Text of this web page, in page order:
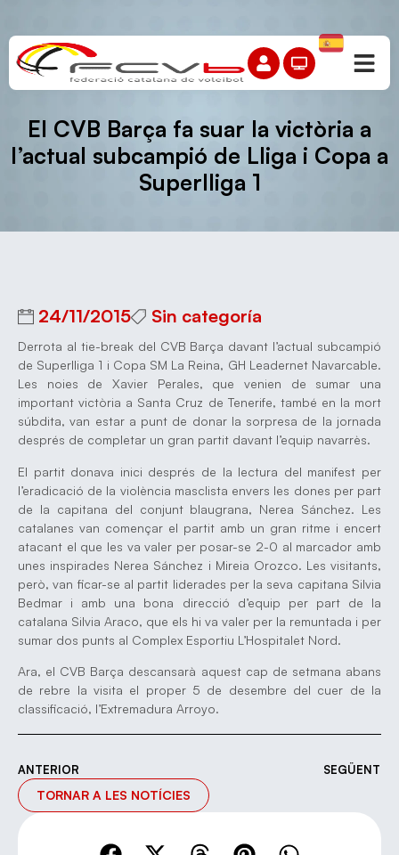
El CVB Barça fa suar la victòria a
l’actual subcampió de Lliga i Copa a
Superlliga 1
24/11/2015 Sin categoría
Derrota al tie-break del CVB Barça davant l’actual subcampió
de Superlliga 1 i Copa SM La Reina, GH Leadernet Navarcable.
Les noies de Xavier Perales, que venien de sumar una
important victòria a Santa Cruz de Tenerife, també en la mort
súbdita, van estar a punt de donar la sorpresa de la jornada
després de completar un gran partit davant l’equip navarrès.
El partit donava inici després de la lectura del manifest per
l’eradicació de la violència masclista envers les dones per part
de la capitana del conjunt blaugrana, Nerea Sánchez. Les
catalanes van començar el partit amb un gran ritme i encert
atacant el que les va valer per posar-se 2-0 al marcador amb
unes inspirades Nerea Sánchez i Mireia Orozco. Les visitants,
però, van ficar-se al partit liderades per la seva capitana Silvia
Bedmar i amb una bona direcció d’equip per part de la
catalana Silvia Araco, que els hi va valer per la remuntada i per
sumar dos punts al Complex Esportiu L’Hospitalet Nord.
Ara, el CVB Barça descansarà aquest cap de setmana abans
de rebre la visita el proper 5 de desembre del cuer de la
classificació, l’Extremadura Arroyo.
ANTERIOR SEGÜENT
TORNAR A LES NOTÍCIES